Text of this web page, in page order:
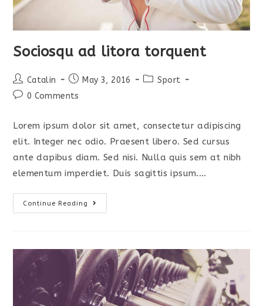
Sociosqu ad litora torquent
Post
author:
Catalin
Post
published:
May 3, 2016
PostSport
Post0 Comments
Lorem ipsum dolor sit amet, consectetur adipiscing
elit. Integer nec odio. Praesent libero. Sed cursus
ante dapibus diam. Sed nisi. Nulla quis sem at nibh
elementum imperdiet. Duis sagittis ipsum.…
Continue Reading
Sociosqu
Ad